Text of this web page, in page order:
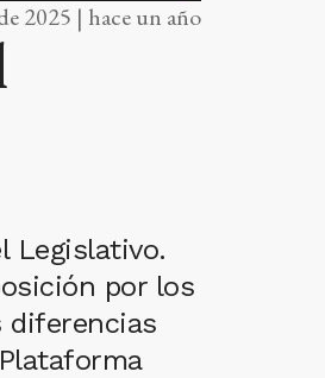
2025 | hace un año
Legislativo.
por los
diferencias